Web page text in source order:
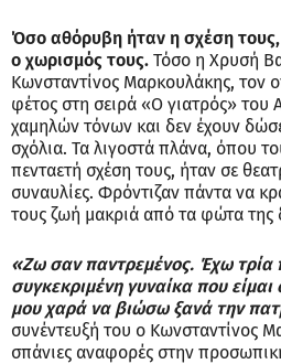
Όσο αθόρυβη ήταν η σχέση
ο χωρισμός τους. Τόσο η Χρυσή
Κωνσταντίνος Μαρκουλάκης, τον
φέτος στη σειρά «Ο γιατρός» του
χαμηλών τόνων και δεν έχουν
σχόλια. Τα λιγοστά πλάνα, όπου
πενταετή σχέση τους, ήταν σε
συναυλίες. Φρόντιζαν πάντα να
τους ζωή μακριά από τα φώτα της
«Ζω σαν παντρεμένος. Έχω τρία
συγκεκριμένη γυναίκα που
μου χαρά να βιώσω ξανά την
συνέντευξή του ο Κωνσταντίνος
σπάνιες αναφορές στην